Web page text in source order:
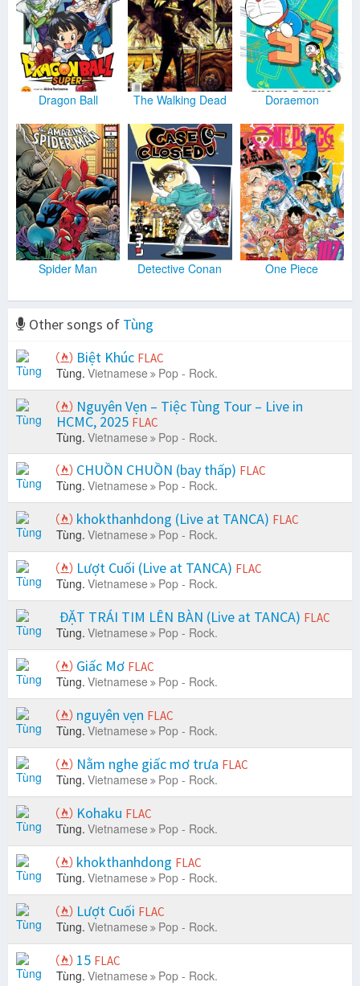
Dragon Ball The Walking Dead Doraemon
Spider Man Detective Conan One Piece
Other songs of Tùng
Biệt Khúc FLAC
Tùng. Vietnamese Pop - Rock.
Nguyên Vẹn – Tiệc Tùng Tour – Live in
HCMC, 2025 FLAC
Tùng. Vietnamese Pop - Rock.
CHUỒN CHUỒN (bay thấp) FLAC
Tùng. Vietnamese Pop - Rock.
khokthanhdong (Live at TANCA) FLAC
Tùng. Vietnamese Pop - Rock.
Lượt Cuối (Live at TANCA) FLAC
Tùng. Vietnamese Pop - Rock.
ĐẶT TRÁI TIM LÊN BÀN (Live at TANCA) FLAC
Tùng. Vietnamese Pop - Rock.
Giấc Mơ FLAC
Tùng. Vietnamese Pop - Rock.
nguyên vẹn FLAC
Tùng. Vietnamese Pop - Rock.
Nằm nghe giấc mơ trưa FLAC
Tùng. Vietnamese Pop - Rock.
Kohaku FLAC
Tùng. Vietnamese Pop - Rock.
khokthanhdong FLAC
Tùng. Vietnamese Pop - Rock.
Lượt Cuối FLAC
Tùng. Vietnamese Pop - Rock.
15 FLAC
Tùng. Vietnamese Pop - Rock.